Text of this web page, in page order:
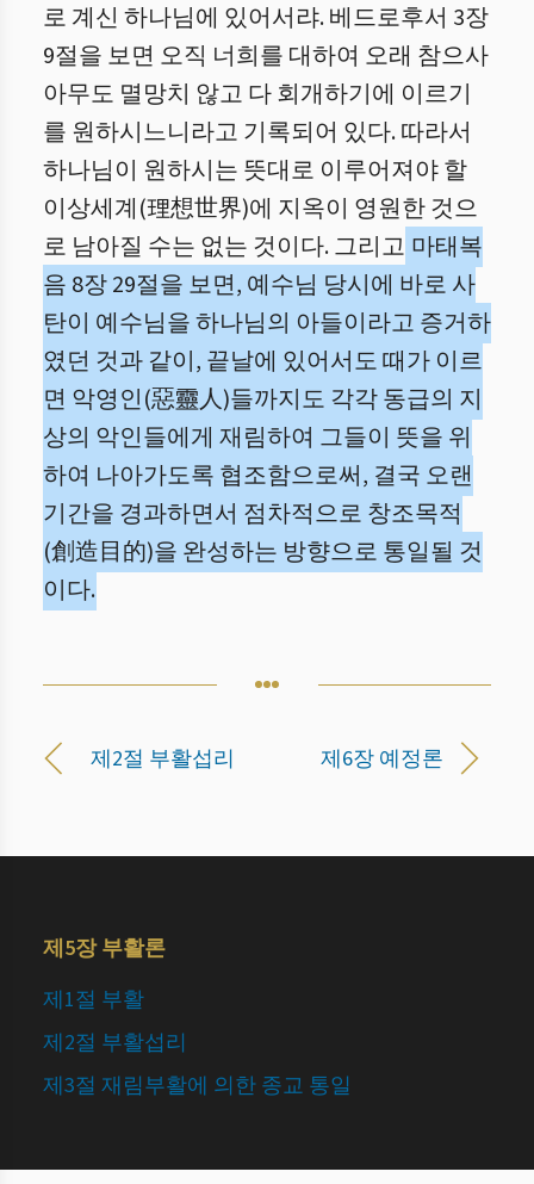
로 계신 하나님에 있어서랴. 베드로후서 3장
9절을 보면 오직 너희를 대하여 오래 참으사
아무도 멸망치 않고 다 회개하기에 이르기
를 원하시느니라고 기록되어 있다. 따라서
하나님이 원하시는 뜻대로 이루어져야 할
이상세계(理想世界)에 지옥이 영원한 것으
로 남아질 수는 없는 것이다. 그리고 마태복
음 8장 29절을 보면, 예수님 당시에 바로 사
탄이 예수님을 하나님의 아들이라고 증거하
였던 것과 같이, 끝날에 있어서도 때가 이르
면 악영인(惡靈人)들까지도 각각 동급의 지
상의 악인들에게 재림하여 그들이 뜻을 위
하여 나아가도록 협조함으로써, 결국 오랜
기간을 경과하면서 점차적으로 창조목적
(創造目的)을 완성하는 방향으로 통일될 것
이다.
제2절 부활섭리 제6장 예정론
제5장 부활론
제1절 부활
제2절 부활섭리
제3절 재림부활에 의한 종교 통일